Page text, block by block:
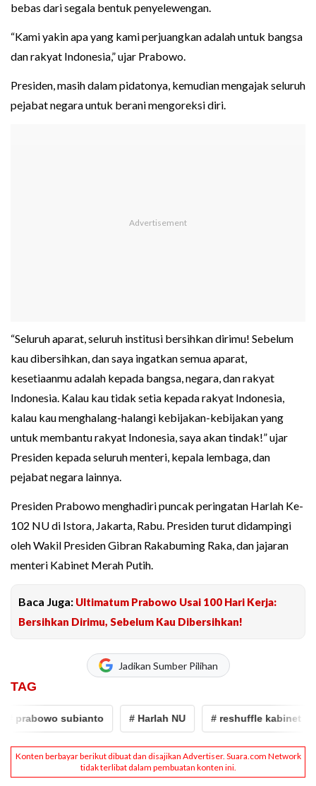
bebas dari segala bentuk penyelewengan.
“Kami yakin apa yang kami perjuangkan adalah untuk bangsa
dan rakyat Indonesia,” ujar Prabowo.
Presiden, masih dalam pidatonya, kemudian mengajak seluruh
pejabat negara untuk berani mengoreksi diri.
“Seluruh aparat, seluruh institusi bersihkan dirimu! Sebelum
kau dibersihkan, dan saya ingatkan semua aparat,
kesetiaanmu adalah kepada bangsa, negara, dan rakyat
Indonesia. Kalau kau tidak setia kepada rakyat Indonesia,
kalau kau menghalang-halangi kebijakan-kebijakan yang
untuk membantu rakyat Indonesia, saya akan tindak!” ujar
Presiden kepada seluruh menteri, kepala lembaga, dan
pejabat negara lainnya.
Presiden Prabowo menghadiri puncak peringatan Harlah Ke-
102 NU di Istora, Jakarta, Rabu. Presiden turut didampingi
oleh Wakil Presiden Gibran Rakabuming Raka, dan jajaran
menteri Kabinet Merah Putih.
Baca Juga: Ultimatum Prabowo Usai 100 Hari Kerja:
Bersihkan Dirimu, Sebelum Kau Dibersihkan!
Jadikan Sumber Pilihan
TAG
prabowo subianto # Harlah NU # reshuffle kabinet